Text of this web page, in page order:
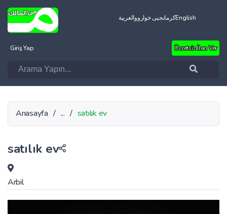
العربيةکرمانجیی خوارووEnglish
Giriş Yap Ücretsiz İlan Ver
Anasayfa / ... / satılık ev
satılık ev
Arbil